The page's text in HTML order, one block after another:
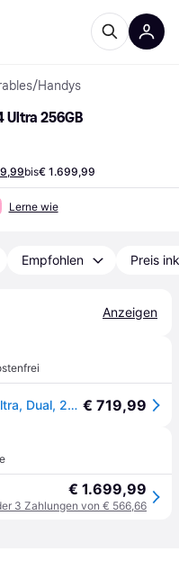
/Handys
Ultra 256GB
bis€ 1.699,99
Lerne wie
Empfohlen Preis
Anzeigen
Samsung S928B/DS Galaxy S24 Ultra, Dual, 256GB 12GB Ram, Titanium Violet € 719,99
€ 1.699,99
3 Zahlungen von € 566,66